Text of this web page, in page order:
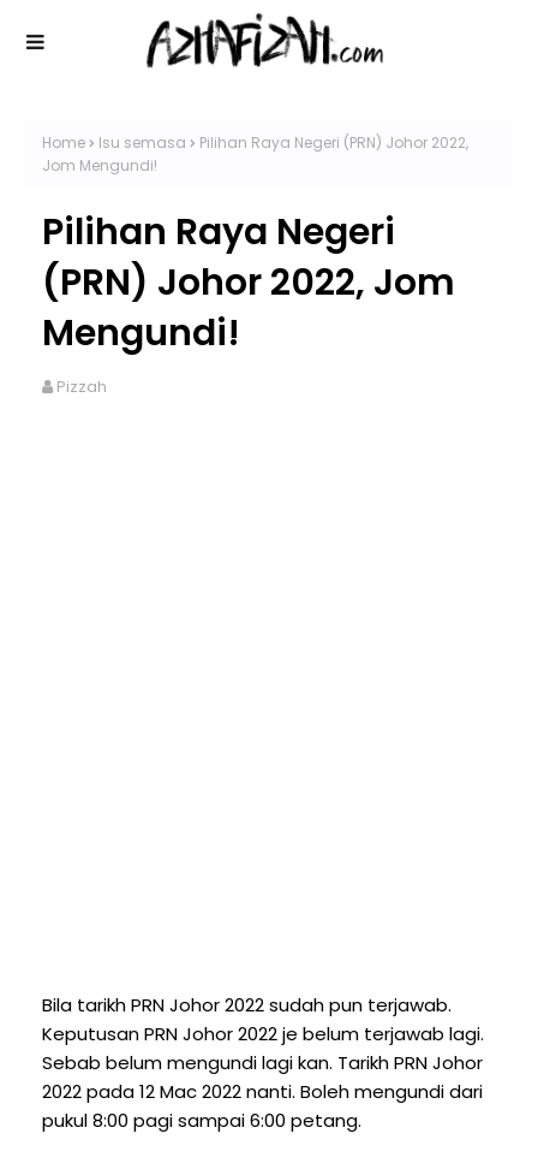
Home Isu semasa
Pilihan Raya Negeri (PRN) Johor 2022,
Jom Mengundi!
Pilihan Raya Negeri
(PRN) Johor 2022, Jom
Mengundi!
Pizzah
Bila tarikh PRN Johor 2022 sudah pun terjawab.
Keputusan PRN Johor 2022 je belum terjawab lagi.
Sebab belum mengundi lagi kan. Tarikh PRN Johor
2022 pada 12 Mac 2022 nanti. Boleh mengundi dari
pukul 8:00 pagi sampai 6:00 petang.